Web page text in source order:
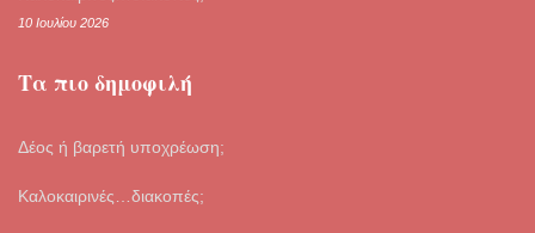
10 Ιουλίου 2026
Τα πιο δημοφιλή
Δέος ή βαρετή υποχρέωση;
Καλοκαιρινές…διακοπές;